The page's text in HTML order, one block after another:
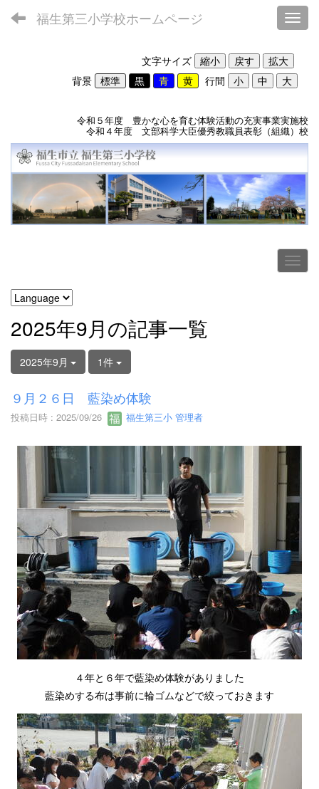
福生第三小学校ホームページ
文字サイズ
背景
行間
令和５年度 豊かな心を育む体験活動の充実事業実施校
令和４年度 文部科学大臣優秀教職員表彰（組織）校
2025年9月の記事一覧
2025年9月 1件
９月２６日 藍染め体験
投稿日時 : 2025/09/26 福生第三小 管理者
４年と６年で藍染め体験がありました
藍染めする布は事前に輪ゴムなどで絞っておきます